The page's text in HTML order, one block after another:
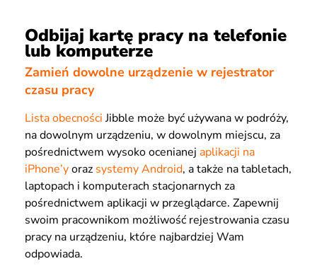
Odbijaj kartę pracy na telefonie
lub komputerze
Zamień dowolne urządzenie w rejestrator
czasu pracy
Lista obecnościJibble może być używana w podróży,
na dowolnym urządzeniu, w dowolnym miejscu, za
pośrednictwem wysoko ocenianej aplikacji na
iPhone’yoraz systemy Android, a także na tabletach,
laptopach i komputerach stacjonarnych za
pośrednictwem aplikacji w przeglądarce. Zapewnij
swoim pracownikom możliwość rejestrowania czasu
pracy na urządzeniu, które najbardziej Wam
odpowiada.